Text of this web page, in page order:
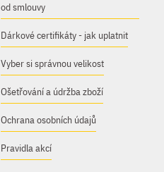
od smlouvy
Dárkové certifikáty - jak uplatnit
Vyber si správnou velikost
Ošetřování a údržba zboží
Ochrana osobních údajů
Pravidla akcí